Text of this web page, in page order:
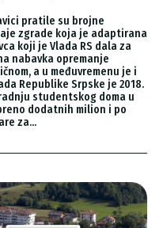
pratile su brojne
zgrade koja je adaptirana
koji je Vlada RS dala za
nabavka opremanje
a u međuvremenu je i
Republike Srpske je 2018.
studentskog doma u
dodatnih milion i po
za...